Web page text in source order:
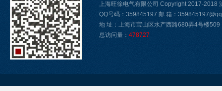
上海旺徐电气有限公司 Copyright 2017-2018
QQ号码：359845197 邮 箱：
地 址：上海市宝山区水产西路680弄4号楼509
总访问量： 478727